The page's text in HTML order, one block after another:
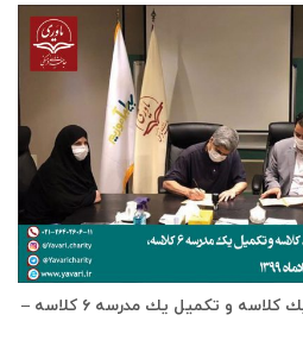
تفاهم نامه ساخت ٣٠ مدرسه يك كلاسه و تكميل يك مدرسه ٦ كلاسه –